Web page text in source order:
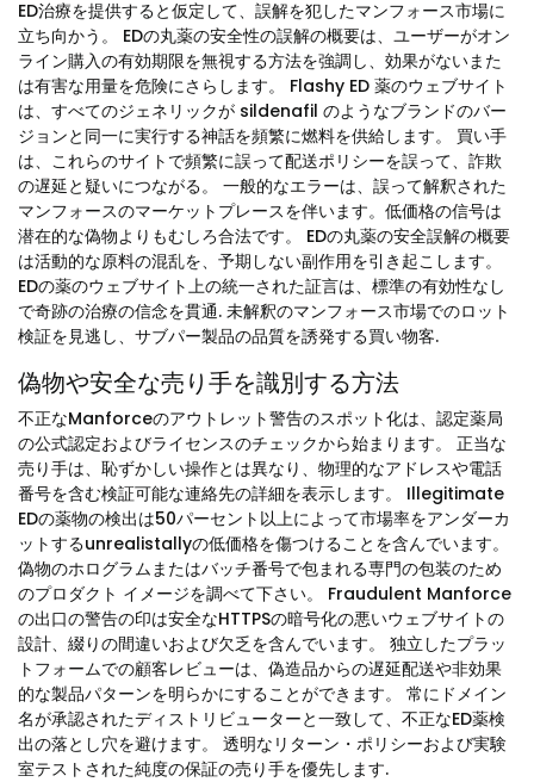
ED治療を提供すると仮定して、誤解を犯したマンフォース市場に
立ち向かう。 EDの丸薬の安全性の誤解の概要は、ユーザーがオン
ライン購入の有効期限を無視する方法を強調し、効果がないまた
は有害な用量を危険にさらします。 Flashy ED 薬のウェブサイト
は、すべてのジェネリックが sildenafil のようなブランドのバー
ジョンと同一に実行する神話を頻繁に燃料を供給します。 買い手
は、これらのサイトで頻繁に誤って配送ポリシーを誤って、詐欺
の遅延と疑いにつながる。 一般的なエラーは、誤って解釈された
マンフォースのマーケットプレースを伴います。低価格の信号は
潜在的な偽物よりもむしろ合法です。 EDの丸薬の安全誤解の概要
は活動的な原料の混乱を、予期しない副作用を引き起こします。
EDの薬のウェブサイト上の統一された証言は、標準の有効性なし
で奇跡の治療の信念を貫通. 未解釈のマンフォース市場でのロット
検証を見逃し、サブパー製品の品質を誘発する買い物客.
偽物や安全な売り手を識別する方法
不正なManforceのアウトレット警告のスポット化は、認定薬局
の公式認定およびライセンスのチェックから始まります。 正当な
売り手は、恥ずかしい操作とは異なり、物理的なアドレスや電話
番号を含む検証可能な連絡先の詳細を表示します。 Illegitimate
EDの薬物の検出は50パーセント以上によって市場率をアンダーカ
ットするunrealistallyの低価格を傷つけることを含んでいます。
偽物のホログラムまたはバッチ番号で包まれる専門の包装のため
のプロダクト イメージを調べて下さい。 Fraudulent Manforce
の出口の警告の印は安全なHTTPSの暗号化の悪いウェブサイトの
設計、綴りの間違いおよび欠乏を含んでいます。 独立したプラッ
トフォームでの顧客レビューは、偽造品からの遅延配送や非効果
的な製品パターンを明らかにすることができます。 常にドメイン
名が承認されたディストリビューターと一致して、不正なED薬検
出の落とし穴を避けます。 透明なリターン・ポリシーおよび実験
室テストされた純度の保証の売り手を優先します.